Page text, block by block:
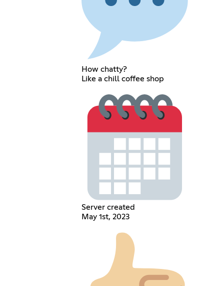
How chatty?
Like a chill coffee shop
Server created
May 1st, 2023